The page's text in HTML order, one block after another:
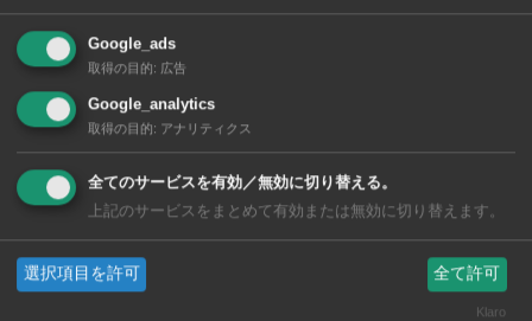
バンコク病院
BANGKOK HOSPITAL
在タイ日本人も安心の日本語対応と最高レベルの
医療サービス
日本人専門クリニックをはじめ
64の専門科、5つの専門病院から構成される総合病院
Google_ads
取得の目的: 広告
Google_analytics
取得の目的: アナリティクス
全てのサービスを有効／無効に切り替える。
上記のサービスをまとめて有効または無効に切り替えます。
選択項目を許可 全て許可
Klaro